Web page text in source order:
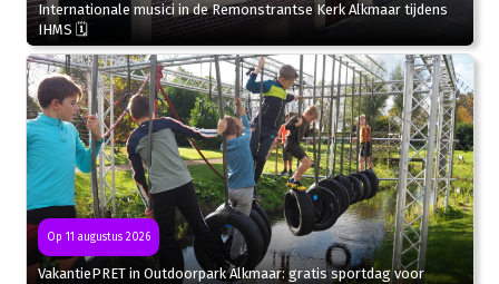
Internationale musici in de Remonstrantse Kerk Alkmaar tijdens
IHMS 🗓
Op 11 augustus 2026
VakantiePRET in Outdoorpark Alkmaar: gratis sportdag voor